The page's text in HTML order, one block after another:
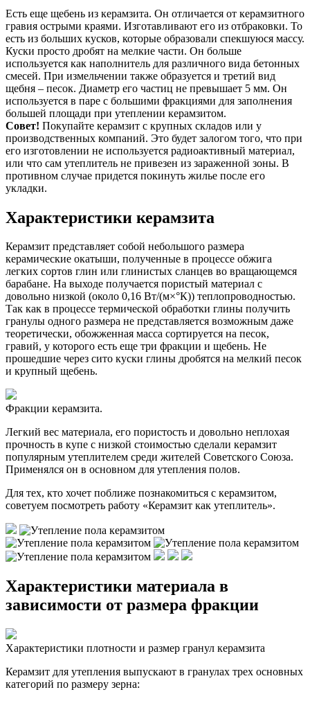
Есть еще щебень из керамзита. Он отличается от керамзитного
гравия острыми краями. Изготавливают его из отбраковки. То
есть из больших кусков, которые образовали спекшуюся массу.
Куски просто дробят на мелкие части. Он больше
используется как наполнитель для различного вида бетонных
смесей. При измельчении также образуется и третий вид
щебня – песок. Диаметр его частиц не превышает 5 мм. Он
используется в паре с большими фракциями для заполнения
большей площади при утеплении керамзитом.
Совет! Покупайте керамзит с крупных складов или у
производственных компаний. Это будет залогом того, что при
его изготовлении не используется радиоактивный материал,
или что сам утеплитель не привезен из зараженной зоны. В
противном случае придется покинуть жилье после его
укладки.
Характеристики керамзита
Керамзит представляет собой небольшого размера
керамические окатыши, полученные в процессе обжига
легких сортов глин или глинистых сланцев во вращающемся
барабане. На выходе получается пористый материал с
довольно низкой (около 0,16 Вт/(м×°К)) теплопроводностью.
Так как в процессе термической обработки глины получить
гранулы одного размера не представляется возможным даже
теоретически, обожженная масса сортируется на песок,
гравий, у которого есть еще три фракции и щебень. Не
прошедшие через сито куски глины дробятся на мелкий песок
и крупный щебень.
Фракции керамзита.
Легкий вес материала, его пористость и довольно неплохая
прочность в купе с низкой стоимостью сделали керамзит
популярным утеплителем среди жителей Советского Союза.
Применялся он в основном для утепления полов.
Для тех, кто хочет поближе познакомиться с керамзитом,
советуем посмотреть работу «Керамзит как утеплитель».
Характеристики материала в
зависимости от размера фракции
Характеристики плотности и размер гранул керамзита
Керамзит для утепления выпускают в гранулах трех основных
категорий по размеру зерна: